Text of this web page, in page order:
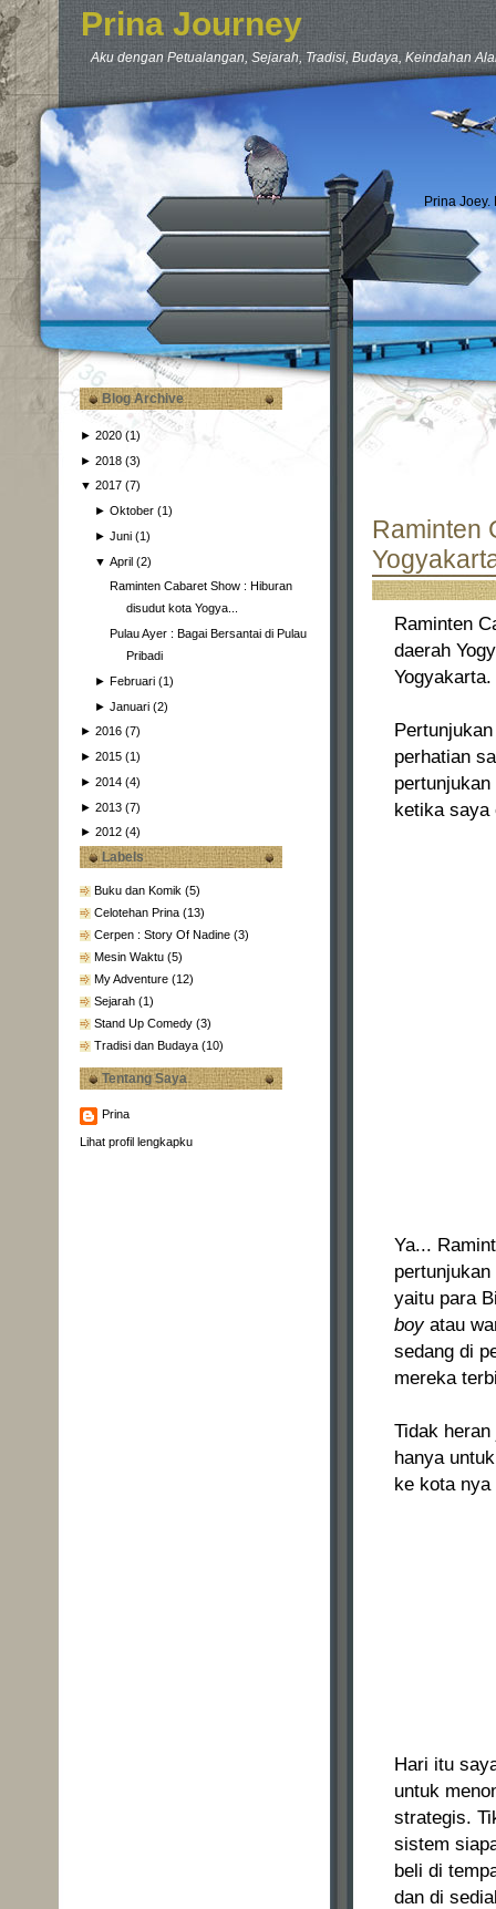
Prina Journey
Aku dengan Petualangan, Sejarah, Tradisi, Budaya, Keindahan
Prina
Blog Archive
► 2020 (1)
► 2018 (3)
▼ 2017 (7)
►Oktober (1)
►Juni (1)
▼April (2)
Raminten Cabaret Show : Hiburan
disudut kota Yogya...
Pulau Ayer : Bagai Bersantai di Pulau
Pribadi
►Februari (1)
►Januari (2)
► 2016 (7)
► 2015 (1)
► 2014 (4)
► 2013 (7)
► 2012 (4)
Labels
Buku dan Komik (5)
Celotehan Prina (13)
Cerpen : Story Of Nadine (3)
Mesin Waktu (5)
My Adventure (12)
Sejarah (1)
Stand Up Comedy (3)
Tradisi dan Budaya (10)
Tentang Saya
Prina
Lihat profil lengkapku
Raminten
Raminten
daerah
Yogyakarta.
perhatian
ketika saya
Ya...
yaitu para
boy atau
sedang di
mereka
Tidak
hanya
ke kota nya
Hari itu
untuk
strategis.
sistem
beli di
dan di